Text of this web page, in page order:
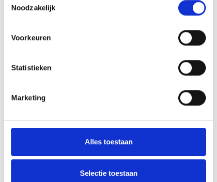
Noodzakelijk
Voorkeuren
Statistieken
Marketing
Alles toestaan
Selectie toestaan
RECENT NIEUWS
Groot onderhoud op ons sportpark
Overwinning op Mierlo Hout
Gelijkspel in eerste oefenwedstrijd tweede blok
Uitnodiging voor de EXTRA Algemene Ledenvergadering